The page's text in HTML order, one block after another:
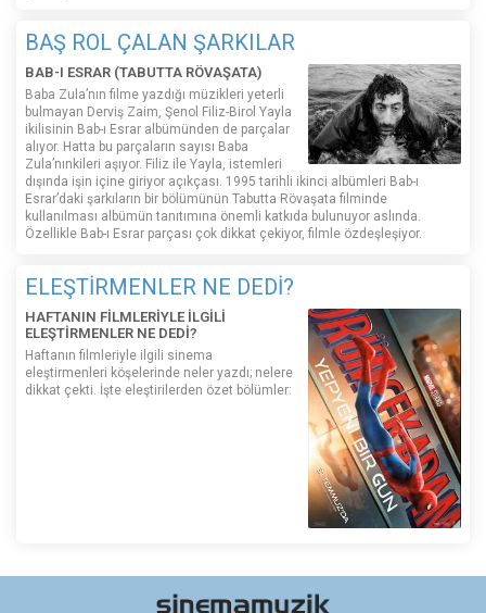
BAŞ ROL ÇALAN ŞARKILAR
BAB-I ESRAR (TABUTTA RÖVAŞATA)
Baba Zula’nın filme yazdığı müzikleri yeterli
bulmayan Derviş Zaim, Şenol Filiz-Birol Yayla
ikilisinin Bab-ı Esrar albümünden de parçalar
alıyor. Hatta bu parçaların sayısı Baba
Zula’nınkileri aşıyor. Filiz ile Yayla, istemleri
dışında işin içine giriyor açıkçası. 1995 tarihli ikinci albümleri Bab-ı
Esrar’daki şarkıların bir bölümünün Tabutta Rövaşata filminde
kullanılması albümün tanıtımına önemli katkıda bulunuyor aslında.
Özellikle Bab-ı Esrar parçası çok dikkat çekiyor, filmle özdeşleşiyor.
ELEŞTİRMENLER NE DEDİ?
HAFTANIN FİLMLERİYLE İLGİLİ
ELEŞTİRMENLER NE DEDİ?
Haftanın filmleriyle ilgili sinema
eleştirmenleri köşelerinde neler yazdı; nelere
dikkat çekti. İşte eleştirilerden özet bölümler: